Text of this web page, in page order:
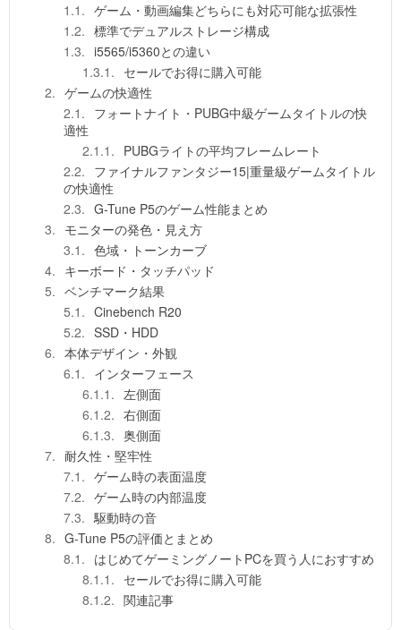
ゲーム・動画編集どちらにも対応可能な拡張性
標準でデュアルストレージ構成
i5565/i5360との違い
セールでお得に購入可能
ゲームの快適性
フォートナイト・PUBG中級ゲームタイトルの快
適性
PUBGライトの平均フレームレート
ファイナルファンタジー15|重量級ゲームタイトル
の快適性
G-Tune P5のゲーム性能まとめ
モニターの発色・見え方
色域・トーンカーブ
キーボード・タッチパッド
ベンチマーク結果
Cinebench R20
SSD・HDD
本体デザイン・外観
インターフェース
左側面
右側面
奥側面
耐久性・堅牢性
ゲーム時の表面温度
ゲーム時の内部温度
駆動時の音
G-Tune P5の評価とまとめ
はじめてゲーミングノートPCを買う人におすすめ
セールでお得に購入可能
関連記事